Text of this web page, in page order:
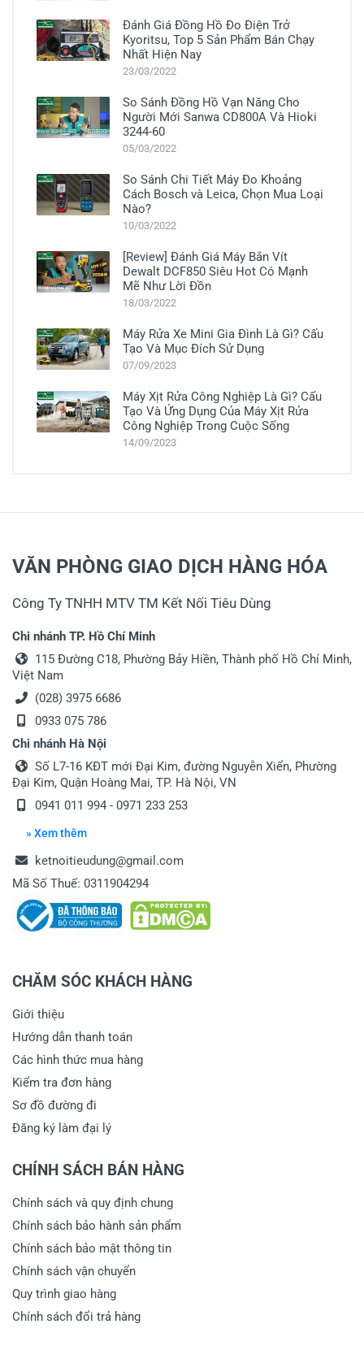
Đánh Giá Đồng Hồ Đo Điện Trở
Kyoritsu, Top 5 Sản Phẩm Bán Chạy
Nhất Hiện Nay
23/03/2022
So Sánh Đồng Hồ Vạn Năng Cho
Người Mới Sanwa CD800A Và Hioki
3244-60
05/03/2022
So Sánh Chi Tiết Máy Đo Khoảng
Cách Bosch và Leica, Chọn Mua Loại
Nào?
10/03/2022
[Review] Đánh Giá Máy Bắn Vít
Dewalt DCF850 Siêu Hot Có Mạnh
Mẽ Như Lời Đồn
18/03/2022
Máy Rửa Xe Mini Gia Đình Là Gì? Cấu
Tạo Và Mục Đích Sử Dụng
07/09/2023
Máy Xịt Rửa Công Nghiệp Là Gì? Cấu
Tạo Và Ứng Dụng Của Máy Xịt Rửa
Công Nghiệp Trong Cuộc Sống
14/09/2023
VĂN PHÒNG GIAO DỊCH HÀNG HÓA
Công Ty TNHH MTV TM Kết Nối Tiêu Dùng
Chi nhánh TP. Hồ Chí Minh
115 Đường C18, Phường Bảy Hiền, Thành phố Hồ Chí Minh,
Việt Nam
(028) 3975 6686
0933 075 786
Chi nhánh Hà Nội
Số L7-16 KĐT mới Đại Kim, đường Nguyễn Xiển, Phường
Đại Kim, Quận Hoàng Mai, TP. Hà Nội, VN
0941 011 994 - 0971 233 253
» Xem thêm
ketnoitieudung@gmail.com
Mã Số Thuế: 0311904294
CHĂM SÓC KHÁCH HÀNG
Giới thiệu
Hướng dẫn thanh toán
Các hình thức mua hàng
Kiểm tra đơn hàng
Sơ đồ đường đi
Đăng ký làm đại lý
CHÍNH SÁCH BÁN HÀNG
Chính sách và quy định chung
Chính sách bảo hành sản phẩm
Chính sách bảo mật thông tin
Chính sách vận chuyển
Quy trình giao hàng
Chính sách đổi trả hàng